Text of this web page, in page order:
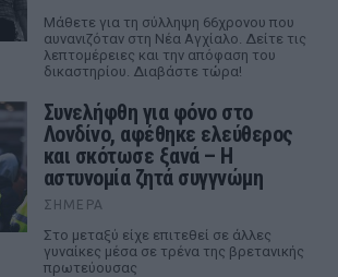
Μάθετε για τη σύλληψη 66χρονου που
αυνανιζόταν στη Νέα Αγχίαλο. Δείτε τις
λεπτομέρειες και την απόφαση του
δικαστηρίου. Διαβάστε τώρα!
Συνελήφθη για φόνο στο
Λονδίνο, αφέθηκε ελεύθερος
και σκότωσε ξανά – Η
αστυνομία ζητά συγγνώμη
ΣΉΜΕΡΑ
Στο μεταξύ είχε επιτεθεί σε άλλες
γυναίκες μέσα σε τρένα της βρετανικής
πρωτεύουσας